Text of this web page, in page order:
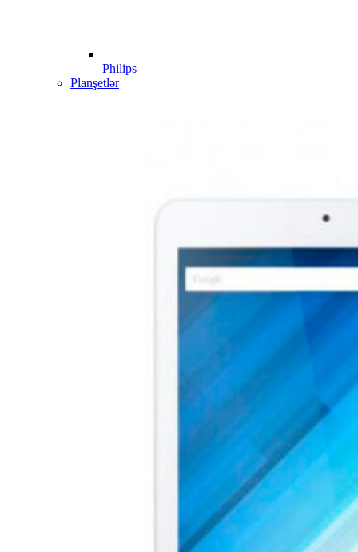
Philips
Planşetlər